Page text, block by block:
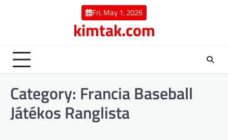
Fri, May 1, 2026
kimtak.com
Category: Francia Baseball
Játékos Ranglista